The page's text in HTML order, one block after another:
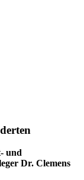
und
Dr. Clemens